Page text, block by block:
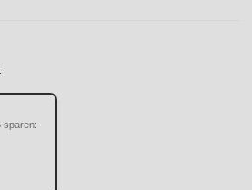
sparen: